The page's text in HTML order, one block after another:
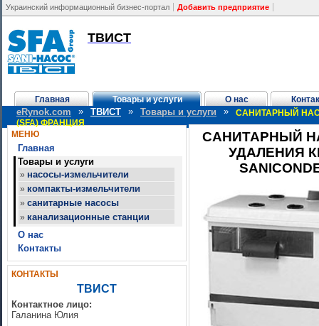
Украинский информационный бизнес-портал Добавить предприятие
ТВИСТ
Главная Товары и услуги О нас
eRynok.com » ТВИСТ » Товары и услуги »
САНИТАРНЫЙ
(SFA) ФРАНЦИЯ
МЕНЮ
Главная
Товары и услуги
» насосы-измельчители
» компакты-измельчители
» санитарные насосы
» канализационные станции
О нас
Контакты
КОНТАКТЫ
ТВИСТ
Контактное лицо:
Галанина Юлия
САНИТАРНЫЙ
УДАЛЕНИЯ